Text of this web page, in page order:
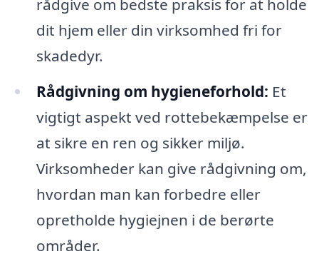
rådgive om bedste praksis for at holde
dit hjem eller din virksomhed fri for
skadedyr.
Rådgivning om hygieneforhold: Et
vigtigt aspekt ved rottebekæmpelse er
at sikre en ren og sikker miljø.
Virksomheder kan give rådgivning om,
hvordan man kan forbedre eller
opretholde hygiejnen i de berørte
områder.